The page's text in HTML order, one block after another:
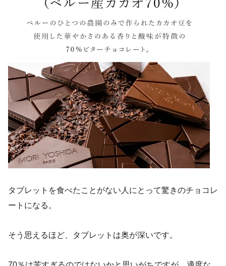
タブレットを食べたことがない人にとって驚きのチョコレ
ートになる。
そう思えるほど、タブレットは奥が深いです。